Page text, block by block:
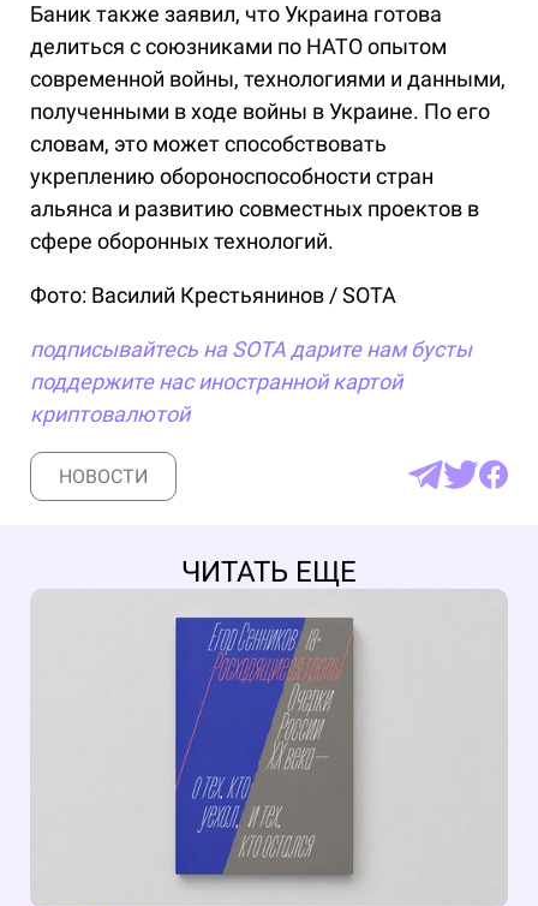
Баник также заявил, что Украина готова
делиться с союзниками по НАТО опытом
современной войны, технологиями и данными,
полученными в ходе войны в Украине. По его
словам, это может способствовать
укреплению обороноспособности стран
альянса и развитию совместных проектов в
сфере оборонных технологий.
Фото: Василий Крестьянинов / SOTA
подписывайтесь на SOTAдарите нам бусты
поддержите нас иностранной картой
криптовалютой
НОВОСТИ
ЧИТАТЬ ЕЩЕ